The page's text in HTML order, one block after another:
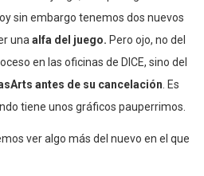
sin embargo tenemos dos nuevos
una alfa del juego. Pero ojo, no del
en las oficinas de DICE, sino del
antes de su cancelación . Es
tiene unos gráficos pauperrimos.
ver algo más del nuevo en el que